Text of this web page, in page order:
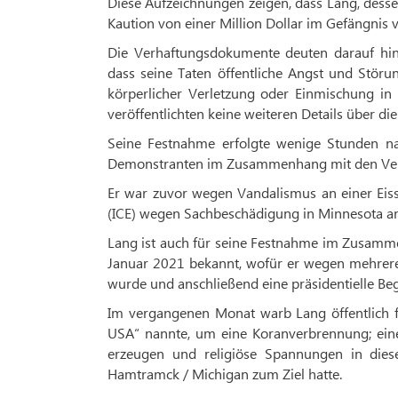
Kaution von einer Million Dollar im Gefängnis
Die Verhaftungsdokumente deuten darauf
dass seine Taten öffentliche Angst und
körperlicher Verletzung oder Einmischung
veröffentlichten keine weiteren Details über
Seine Festnahme erfolgte wenige Stunden
Demonstranten im Zusammenhang mit den
Er war zuvor wegen Vandalismus an einer
(ICE) wegen Sachbeschädigung in Minnesota
Lang ist auch für seine Festnahme im
Januar 2021 bekannt, wofür er wegen
wurde und anschließend eine präsidentielle
Im vergangenen Monat warb Lang öffentlich
USA“ nannte, um eine Koranverbrennung;
erzeugen und religiöse Spannungen in
Hamtramck / Michigan zum Ziel hatte.